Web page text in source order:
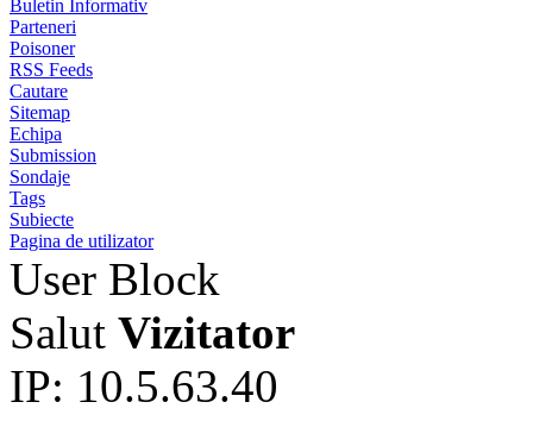
Buletin Informativ
Parteneri
Poisoner
RSS Feeds
Cautare
Sitemap
Echipa
Submission
Sondaje
Tags
Subiecte
Pagina de utilizator
User Block
Salut Vizitator
IP: 10.5.63.40